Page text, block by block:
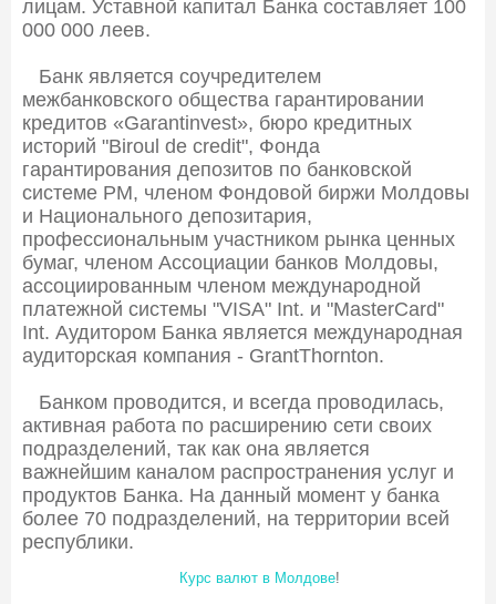
лицам. Уставной капитал Банка составляет 100
000 000 леев.
Банк является соучредителем
межбанковского общества гарантировании
кредитов «Garantinvest», бюро кредитных
историй "Biroul de credit", Фонда
гарантирования депозитов по банковской
системе РМ, членом Фондовой биржи Молдовы
и Национального депозитария,
профессиональным участником рынка ценных
бумаг, членом Ассоциации банков Молдовы,
ассоциированным членом международной
платежной системы "VISA" Int. и "MasterCard"
Int. Аудитором Банка является международная
аудиторская компания - GrantThornton.
Банком проводится, и всегда проводилась,
активная работа по расширению сети своих
подразделений, так как она является
важнейшим каналом распространения услуг и
продуктов Банка. На данный момент у банка
более 70 подразделений, на территории всей
республики.
Курс валют в Молдове!